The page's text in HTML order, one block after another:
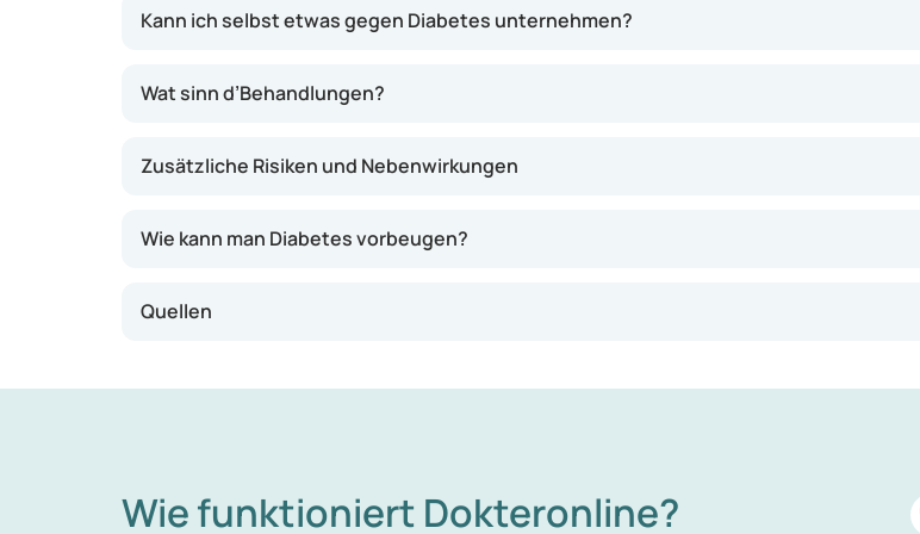
Diabetes Typ 2
MODY-Formen (Diabetes duerch eng Mutatioun an engem eenzelen Gen bei jonke Leit)
Aner Formen, zum Beispill duerch eng Schiedegung vun der Bauchspaicheldrüs
Kann ich selbst etwas gegen Diabetes unternehmen?
Wat sinn d’Behandlungen?
Zusätzliche Risiken und Nebenwirkungen
Wie kann man Diabetes vorbeugen?
Quellen
Wie funktioniert Dokteronline?